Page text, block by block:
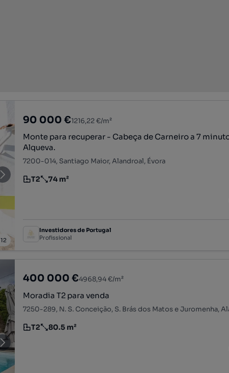
12
90 000 €1216,22 €/m²
Monte para recuperar - Cabeça de Carneiro a 7
Alqueva.
7200-014, Santiago Maior, Alandroal, Évora
Tipologia
T2
Preço por metro quadrado
74 m²
Investidores de Portugal
Profissional
400 000 €4968,94 €/m²
Moradia T2 para venda
Tipologia
T2
Preço por metro quadrado
80.5 m²